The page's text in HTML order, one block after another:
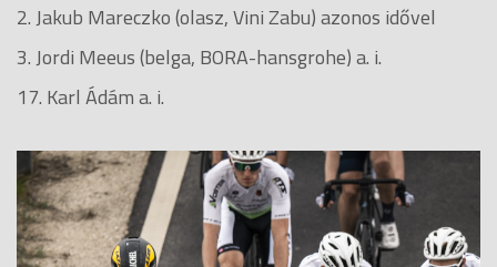
2. Jakub Mareczko (olasz, Vini Zabu) azonos idővel
3. Jordi Meeus (belga, BORA-hansgrohe) a. i.
17. Karl Ádám a. i.